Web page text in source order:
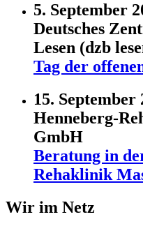
5. September
Deutsches
Lesen (dzb
Tag der
15. September
Henneberg-
GmbH
Beratung in
Rehaklinik
Wir im Netz